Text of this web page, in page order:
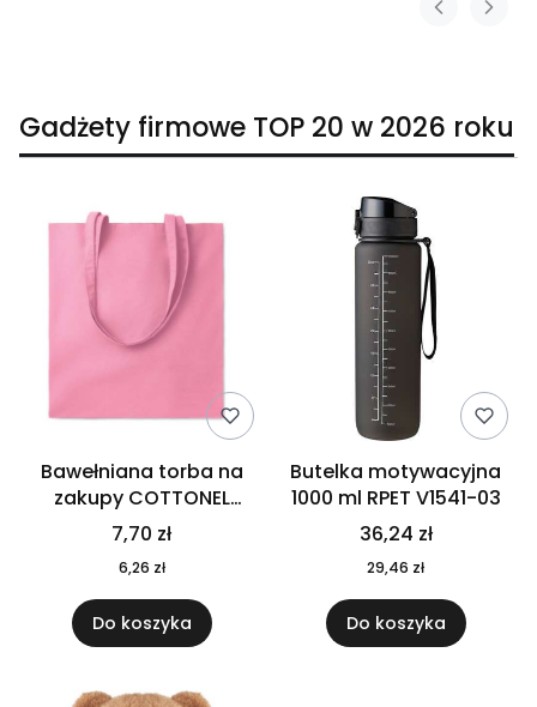
Gadżety firmowe TOP 20 w 2026 roku
Bawełniana torba na
zakupy COTTONEL
COLOUR++ MO9846-11
7,70 zł
6,26 zł
Do koszyka
Butelka motywacyjna
1000 ml RPET V1541-03
36,24 zł
29,46 zł
Do koszyka